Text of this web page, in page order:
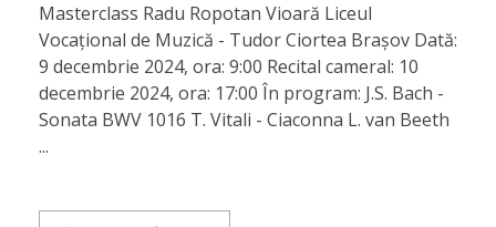
Masterclass Radu Ropotan Vioară Liceul
Vocațional de Muzică - Tudor Ciortea Brașov Dată:
9 decembrie 2024, ora: 9:00 Recital cameral: 10
decembrie 2024, ora: 17:00 În program: J.S. Bach -
Sonata BWV 1016 T. Vitali - Ciaconna L. van Beeth
...